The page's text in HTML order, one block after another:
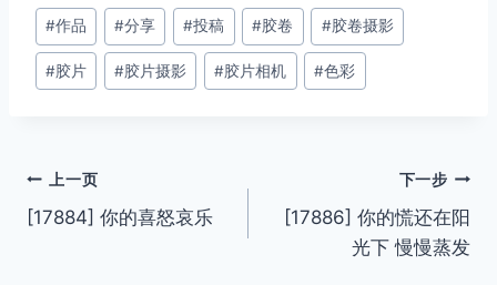
文
章
标
#作品 #分享 #投稿 #胶卷 #胶卷摄影
#胶片 #胶片摄影 #胶片相机 #色彩
文
章
上一页
[17884] 你的喜怒哀乐
下一步
[17886] 你的慌还在阳
光下 慢慢蒸发